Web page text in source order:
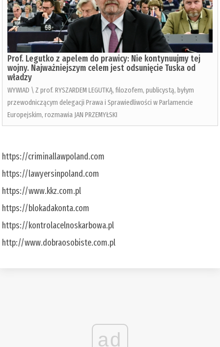
Prof. Legutko z apelem do prawicy: Nie kontynuujmy tej
wojny. Najważniejszym celem jest odsunięcie Tuska od
władzy
WYWIAD \ Z prof. RYSZARDEM LEGUTKĄ, filozofem, publicystą, byłym
przewodniczącym delegacji Prawa i Sprawiedliwości w Parlamencie
Europejskim, rozmawia JAN PRZEMYŁSKI
https://criminallawpoland.com
https://lawyersinpoland.com
https://www.kkz.com.pl
https://blokadakonta.com
https://kontrolacelnoskarbowa.pl
http://www.dobraosobiste.com.pl
ad